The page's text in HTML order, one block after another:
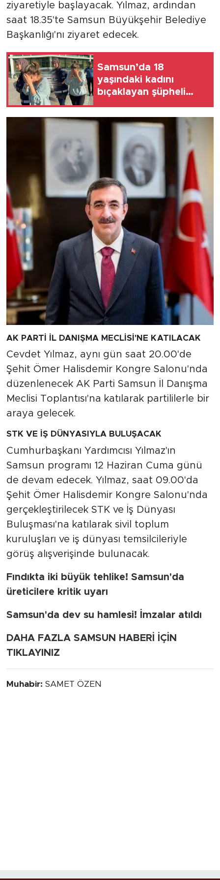
ziyaretiyle başlayacak. Yılmaz, ardından
saat 18.35'te Samsun Büyükşehir Belediye
Başkanlığı'nı ziyaret edecek.
Samsun’da 18
yaşındaki kadını
bıçaklayan şüpheli
AK PARTİ İL DANIŞMA MECLİSİ'NE KATILACAK
Cevdet Yılmaz, aynı gün saat 20.00'de
Şehit Ömer Halisdemir Kongre Salonu'nda
düzenlenecek AK Parti Samsun İl Danışma
Meclisi Toplantısı'na katılarak partililerle bir
araya gelecek.
STK VE İŞ DÜNYASIYLA BULUŞACAK
Cumhurbaşkanı Yardımcısı Yılmaz'ın
Samsun programı 12 Haziran Cuma günü
de devam edecek. Yılmaz, saat 09.00'da
Şehit Ömer Halisdemir Kongre Salonu'nda
gerçekleştirilecek STK ve İş Dünyası
Buluşması'na katılarak sivil toplum
kuruluşları ve iş dünyası temsilcileriyle
görüş alışverişinde bulunacak.
Fındıkta iki büyük tehlike! Samsun'da
üreticilere kritik uyarı
Samsun'da dev su hamlesi! İmzalar atıldı
DAHA FAZLA SAMSUN HABERİ İÇİN
TIKLAYINIZ
Muhabir: SAMET ÖZEN